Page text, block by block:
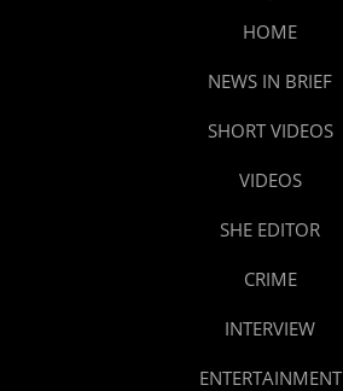
HOME
NEWS IN BRIEF
SHORT VIDEOS
VIDEOS
SHE EDITOR
CRIME
INTERVIEW
ENTERTAINMENT